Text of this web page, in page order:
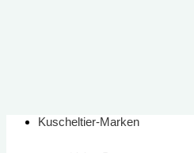
Kuscheltier-Marken